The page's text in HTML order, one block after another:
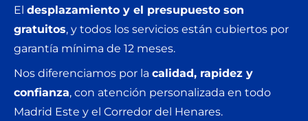
El desplazamiento y el presupuesto son
gratuitos, y todos los servicios están cubiertos por
garantía mínima de 12 meses.
Nos diferenciamos por la calidad, rapidez y
confianza, con atención personalizada en todo
Madrid Este y el Corredor del Henares.